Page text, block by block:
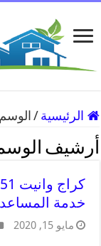
الرئيسية /
أرشيف
خدمة
مايو 15, 2020